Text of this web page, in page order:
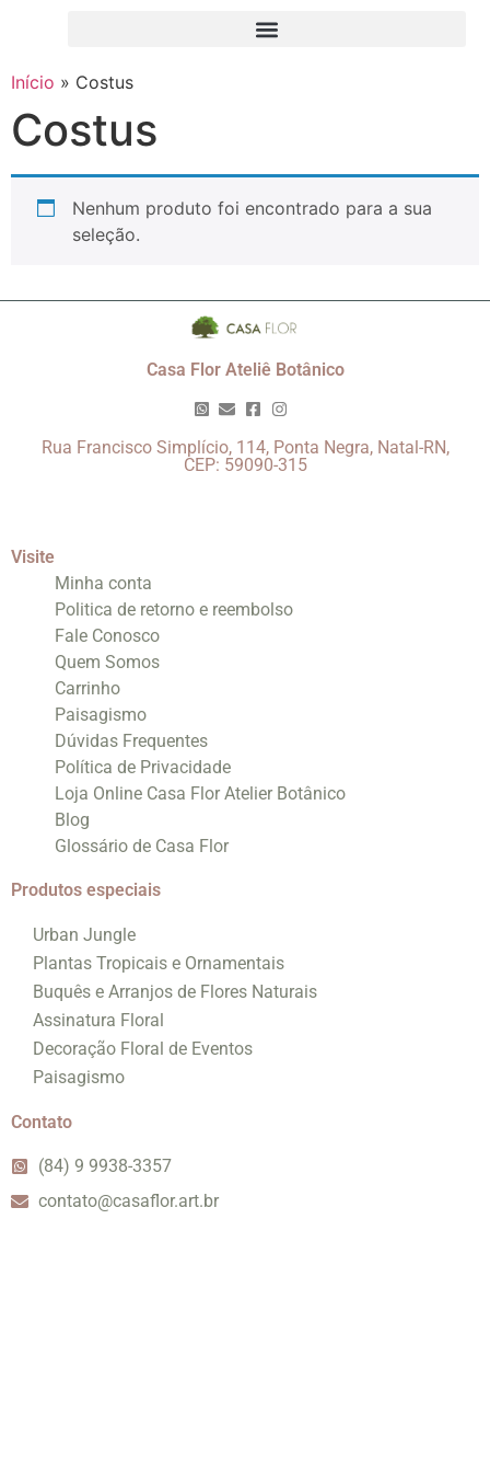
Início » Costus
Costus
Nenhum produto foi encontrado para a sua
seleção.
Casa Flor Ateliê Botânico
Rua Francisco Simplício, 114, Ponta Negra, Natal-RN,
CEP: 59090-315
Visite
Minha conta
Politica de retorno e reembolso
Fale Conosco
Quem Somos
Carrinho
Paisagismo
Dúvidas Frequentes
Política de Privacidade
Loja Online Casa Flor Atelier Botânico
Blog
Glossário de Casa Flor
Produtos especiais
Urban Jungle
Plantas Tropicais e Ornamentais
Buquês e Arranjos de Flores Naturais
Assinatura Floral
Decoração Floral de Eventos
Paisagismo
Contato
(84) 9 9938-3357
contato@casaflor.art.br